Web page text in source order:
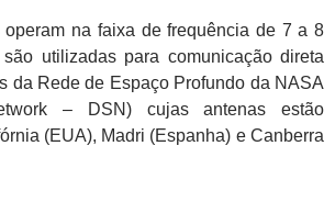
operam na faixa de frequência de 7 a 8
utilizadas para comunicação direta
da Rede de Espaço Profundo da NASA
– DSN) cujas antenas estão
(EUA), Madri (Espanha) e Canberra